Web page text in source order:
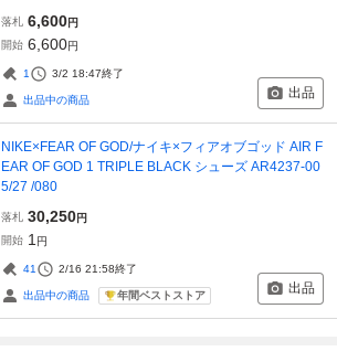
落札 6,600円
開始 6,600円
1 3/2 18:47終了
出品中の商品 出品
NIKE×FEAR OF GOD/ナイキ×フィアオブゴッド AIR F
EAR OF GOD 1 TRIPLE BLACK シューズ AR4237-00
5/27 /080
落札 30,250円
開始 1 円
41 2/16 21:58終了
出品中の商品 年間ベストストア 出品